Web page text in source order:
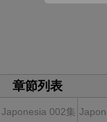
章節列表
Japonesia 002集